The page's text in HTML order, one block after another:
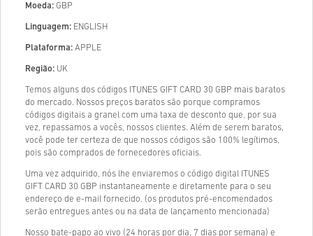
Moeda: GBP
Linguagem: ENGLISH
Plataforma: APPLE
Região: UK
Temos alguns dos códigos ITUNES GIFT CARD 30 GBP mais baratos
do mercado. Nossos preços baratos são porque compramos
códigos digitais a granel com uma taxa de desconto que, por sua
vez, repassamos a vocês, nossos clientes. Além de serem baratos,
você pode ter certeza de que nossos códigos são 100% legítimos,
pois são comprados de fornecedores oficiais.
Uma vez adquirido, nós lhe enviaremos o código digital ITUNES
GIFT CARD 30 GBP instantaneamente e diretamente para o seu
endereço de e-mail fornecido. (os produtos pré-encomendados
serão entregues antes ou na data de lançamento mencionada)
Nosso bate-papo ao vivo (24 horas por dia, 7 dias por semana) e